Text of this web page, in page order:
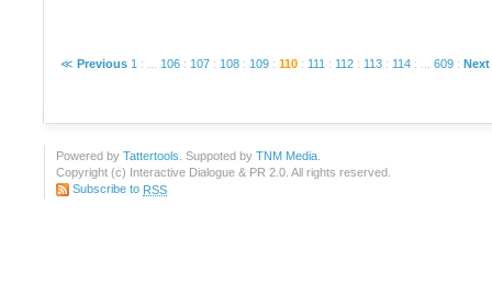
≪ Previous 1 : 106 : 107 : 108 : 109 : 110 : 111 : 112 : 113 : 114 : 609 : Next
Powered by Tattertools . Suppoted by TNM Media
Copyright (c) Interactive Dialogue & PR 2.0. All rights reserved.
Subscribe to RSS